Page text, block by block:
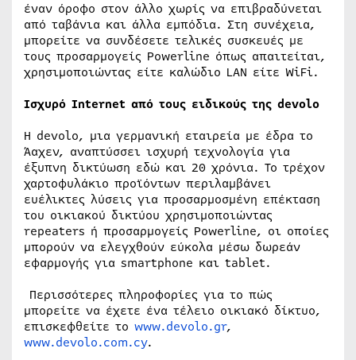
έναν όροφο στον άλλο χωρίς να επιβραδύνεται
από ταβάνια και άλλα εμπόδια. Στη συνέχεια,
μπορείτε να συνδέσετε τελικές συσκευές με
τους προσαρμογείς Powerline όπως απαιτείται,
χρησιμοποιώντας είτε καλώδιο LAN είτε WiFi.
Ισχυρό Internet από τους ειδικούς της devolo
Η devolo, μια γερμανική εταιρεία με έδρα το
Άαχεν, αναπτύσσει ισχυρή τεχνολογία για
έξυπνη δικτύωση εδώ και 20 χρόνια. Το τρέχον
χαρτοφυλάκιο προϊόντων περιλαμβάνει
ευέλικτες λύσεις για προσαρμοσμένη επέκταση
του οικιακού δικτύου χρησιμοποιώντας
repeaters ή προσαρμογείς Powerline, οι οποίες
μπορούν να ελεγχθούν εύκολα μέσω δωρεάν
εφαρμογής για smartphone και tablet.
Περισσότερες πληροφορίες για το πώς
μπορείτε να έχετε ένα τέλειο οικιακό δίκτυο,
επισκεφθείτε το www.devolo.gr,
www.devolo.com.cy.